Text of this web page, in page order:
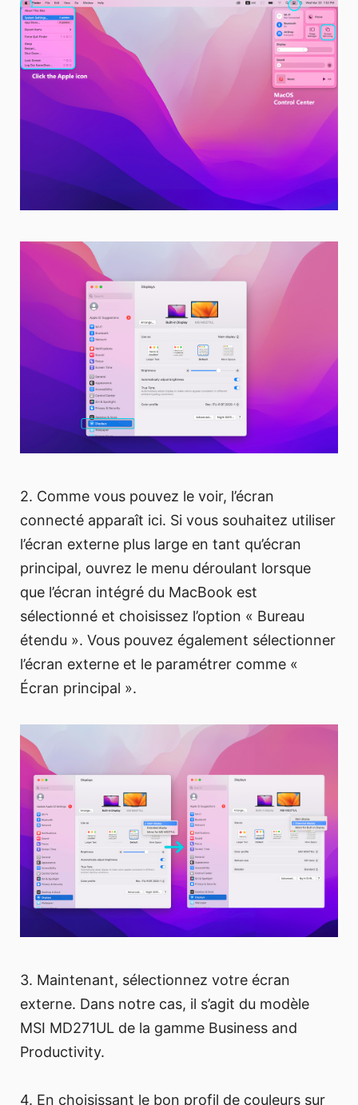
2. Comme vous pouvez le voir, l’écran
connecté apparaît ici. Si vous souhaitez utiliser
l’écran externe plus large en tant qu’écran
principal, ouvrez le menu déroulant lorsque
que l’écran intégré du MacBook est
sélectionné et choisissez l’option « Bureau
étendu ». Vous pouvez également sélectionner
l’écran externe et le paramétrer comme «
Écran principal ».
3. Maintenant, sélectionnez votre écran
externe. Dans notre cas, il s’agit du modèle
MSI MD271UL de la gamme Business and
Productivity.
4. En choisissant le bon profil de couleurs sur